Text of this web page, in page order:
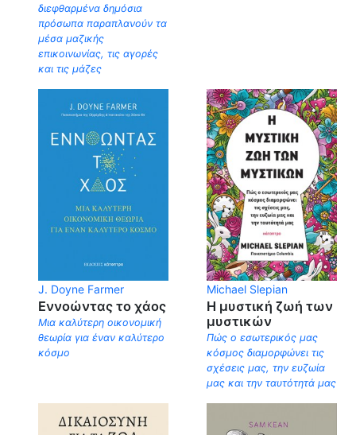
διεφθαρμένα δημόσια
πρόσωπα παραπλανούν τα
μέσα μαζικής
επικοινωνίας, τις αγορές
και τις μάζες
J. Doyne Farmer
Εννοώντας το χάος
Μια καλύτερη οικονομική
θεωρία για έναν καλύτερο
κόσμο
Michael Slepian
Η μυστική ζωή των
μυστικών
Πώς ο εσωτερικός μας
κόσμος διαμορφώνει τις
σχέσεις μας, την ευζωία
μας και την ταυτότητά μας